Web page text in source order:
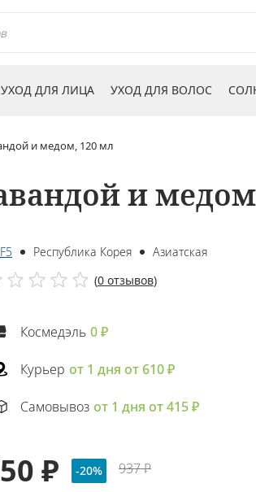
УХОД ДЛЯ ЛИЦА УХОД ДЛЯ ВОЛОС
и медом, 120 мл
и
Республика Корея Азиатская
(0 отзывов)
Космедэль 0 ₽
Курьер от 1 дня от 610 ₽
Самовывоз от 1 дня от 415 ₽
₽ -20% 937 ₽